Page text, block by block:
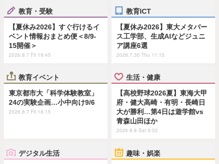
教育・受験
【夏休み2026】すぐ行けるイ
ベント情報おまとめ便＜8/9-
15開催＞
2026.8.7 Fri 19:45
教育ICT
【夏休み2026】東大メタバー
ス工学部、生成AIなどジュニ
ア講座6選
2026.7.30 Thu 11:15
教育イベント
東京都市大「科学体験教室」
24の実験企画…小中向け9/6
2026.8.7 Fri 18:15
生活・健康
【高校野球2026夏】東海大甲
府・健大高崎・有明・長崎日
大が勝利…第4日は遊学館vs
青森山田ほか
2026.8.8 Sat 9:52
デジタル生活 趣味・娯楽